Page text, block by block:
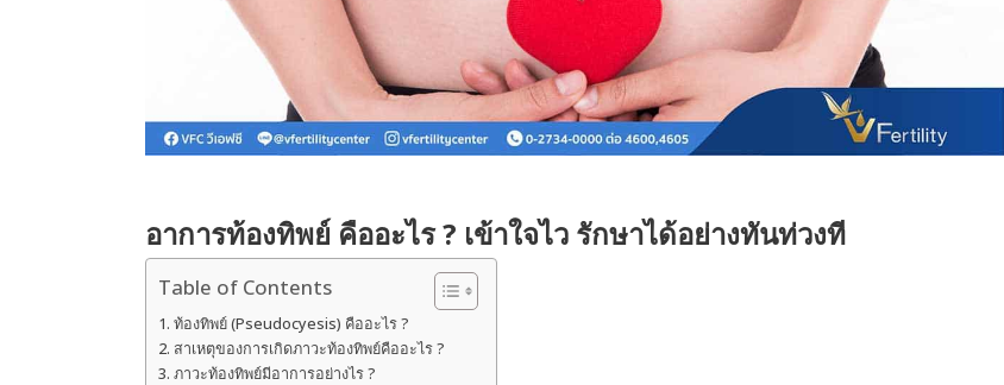
อาการท้องทิพย์ คืออะไร ? เข้าใจไว รักษาได้อย่างทันท่วงที
Table of Contents
ท้องทิพย์ (Pseudocyesis) คืออะไร ?
สาเหตุของการเกิดภาวะท้องทิพย์คืออะไร ?
ภาวะท้องทิพย์มีอาการอย่างไร ?